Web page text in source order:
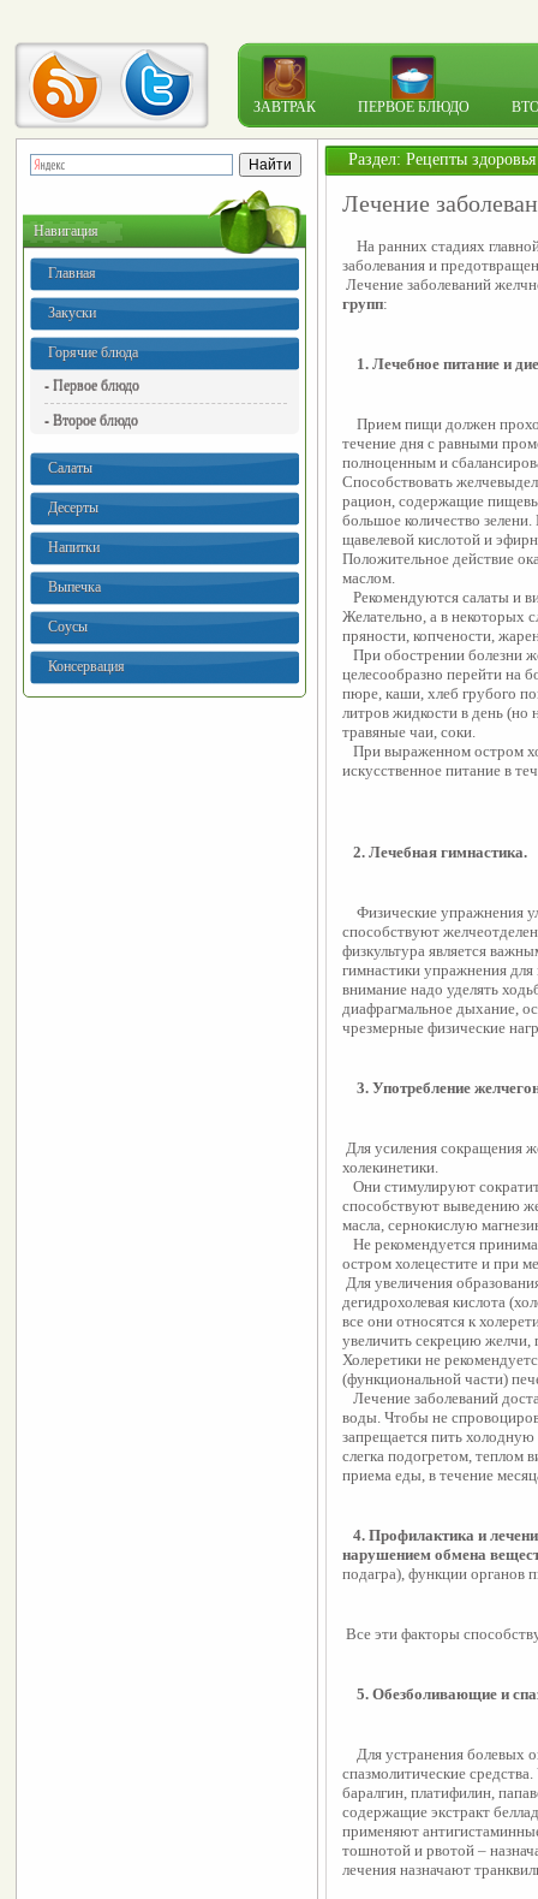
ЗАВТРАК ПЕРВОЕ БЛЮДО
Навигация
Главная
Закуски
Горячие блюда
- Первое блюдо
- Второе блюдо
Салаты
Десерты
Напитки
Выпечка
Соусы
Консервация
Раздел: Рецепты
Лечение
заболевания и
Лечение заболеваний
групп:
1. Лечебное питание и
течение дня с равными
полноценным и
Способствовать
рацион, содержащие
большое количество
щавелевой кислотой и
Положительное действие
маслом.
Желательно, а в некоторых
пряности, копчености,
целесообразно перейти на
пюре, каши, хлеб грубого
литров жидкости в день
травяные чаи, соки.
искусственное питание в
2. Лечебная гимнастика.
способствуют
физкультура является
гимнастики упражнения
внимание надо уделять
диафрагмальное дыхание,
чрезмерные физические
3. Употребление
холекинетики.
способствуют выведению
масла, сернокислую
остром холецестите и при
дегидрохолевая кислота
все они относятся к
увеличить секрецию желчи,
Холеретики не
(функциональной части)
воды. Чтобы не
запрещается пить холодную
слегка подогретом, теплом
приема еды, в течение
4. Профилактика и
нарушением обмена
подагра), функции органов
Все эти факторы
5. Обезболивающие и
спазмолитические
баралгин, платифилин,
содержащие экстракт
применяют
тошнотой и рвотой –
лечения назначают